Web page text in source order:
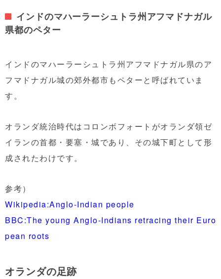
インドのマハーラーシュトラ州アフマドナガル
県都のペター
インドのマハーラーシュトラ州アフマドナガル県のア
フマドナガル城の郊外都市もペターと呼ばれていま
す。
オランダ統治時代はコロンボフォートがオランダ領ゼ
イランの首都・要塞・城であり、その城下町として形
成されたわけです。
参考）
Wikipedia:Anglo-Indian people
BBC:The young Anglo-Indians retracing their Euro
pean roots
オランダの足跡